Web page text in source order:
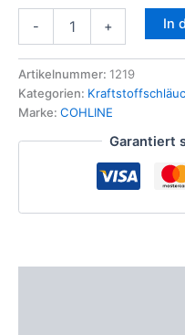
-
Kraftstoffschlauch
Unterdruckschlauch
Diesel
Biodiesel
Menge
+ In
Artikelnummer: 1219
Kategorien:
Marke: COHLINE
Garantiert